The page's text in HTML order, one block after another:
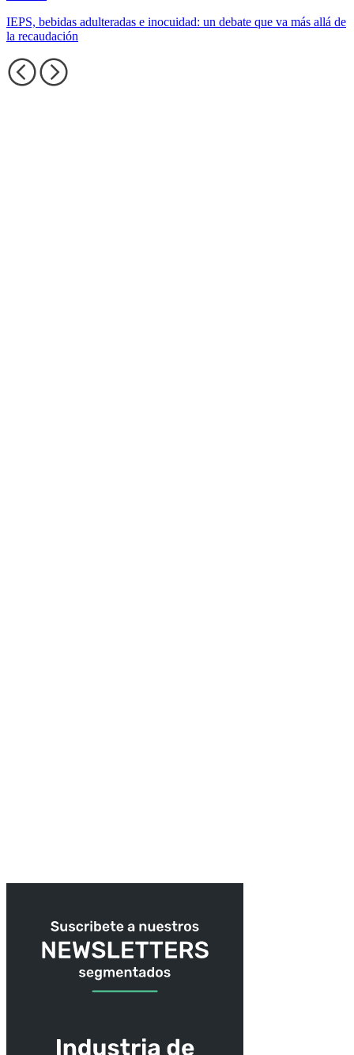
IEPS, bebidas adulteradas e inocuidad: un debate que va más allá de
la recaudación